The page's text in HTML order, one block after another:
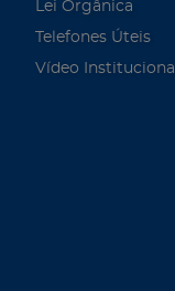
Lei Orgânica
Telefones Úteis
Vídeo Institucional